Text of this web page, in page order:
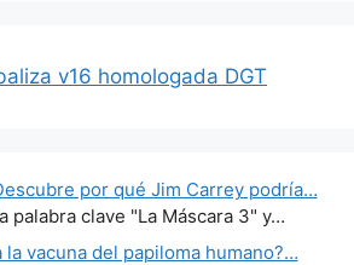
v16 homologada DGT
por qué Jim Carrey podría…
palabra clave "La Máscara 3" y…
la vacuna del papiloma humano?…